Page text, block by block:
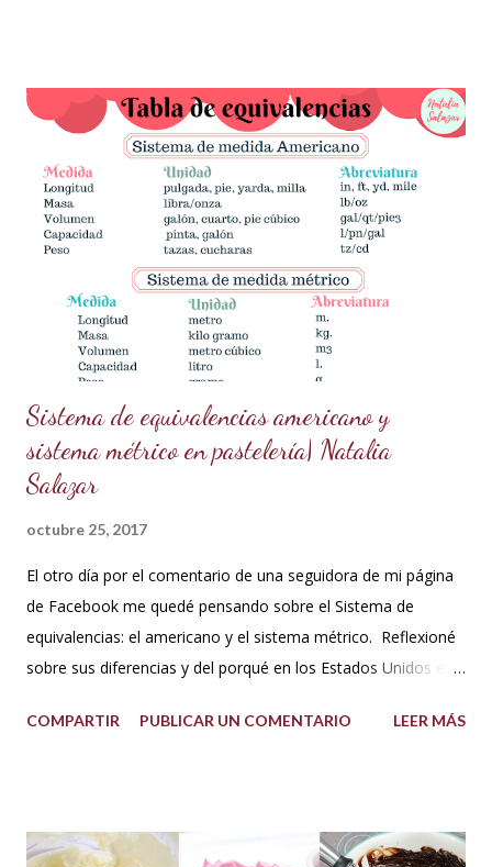
necesitas? Los ingredientes son simples y fáciles de
conseguir: 60 g de azúcar glass (cernida para evitar grumos).
15 ml de vodka (puedes sustituirlo por licor transparente) 5 g
de polvo dorado de grado alimenticio (asegúrate de que sea
seguro para el consumo y de alta calidad). 150 g de ganache
de chocolate (Si necesitas la receta, búscala aquí en mi blog
en publicaciones anteriores). ¿Cómo prepararlo? Prepara la
pasta dorada: En un recipiente pequeño,...
Sistema de equivalencias americano y
sistema métrico en pastelería| Natalia
Salazar
octubre 25, 2017
El otro día por el comentario de una seguidora de mi página
de Facebook me quedé pensando sobre el Sistema de
equivalencias: el americano y el sistema métrico. Reflexioné
sobre sus diferencias y del porqué en los Estados Unidos el
me dije: estos americanos son loquillos!!! Con todo esto
acuerdo, porque en los libros de repostería y tratados de
COMPARTIR PUBLICAR UN COMENTARIO LEER MÁS